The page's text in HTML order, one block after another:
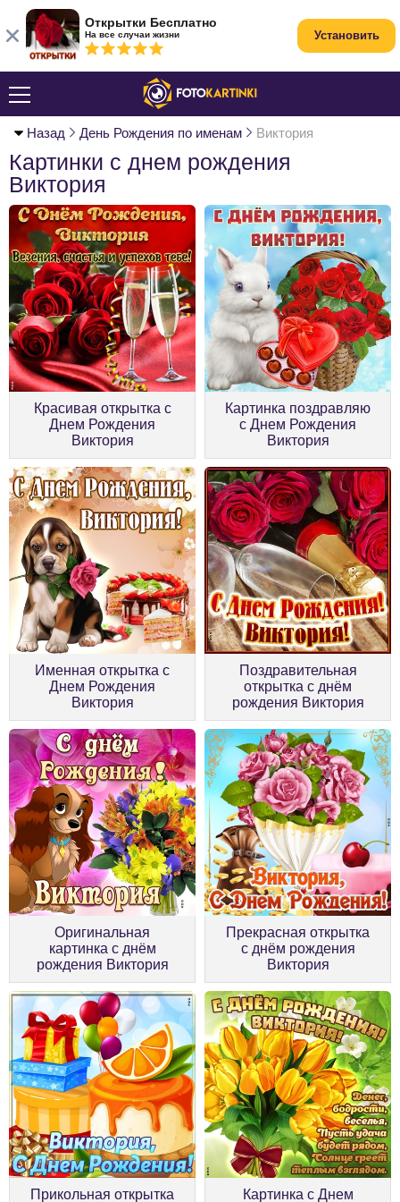
Назад День Рождения по именам Виктория
Картинки с днем рождения
Виктория
Красивая открытка с
Днем Рождения
Виктория
Картинка поздравляю
с Днем Рождения
Виктория
Именная открытка с
Днем Рождения
Виктория
Поздравительная
открытка с днём
рождения Виктория
Оригинальная
картинка с днём
рождения Виктория
Прекрасная открытка
с днём рождения
Виктория
Прикольная открытка Картинка с Днем
Открытки Бесплатно
На все случаи жизни Установить